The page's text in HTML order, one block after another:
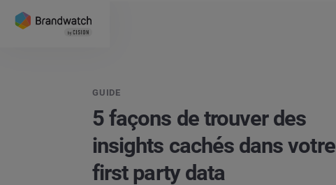
GUIDE
5 façons de trouver des
insights cachés dans votre
first party data